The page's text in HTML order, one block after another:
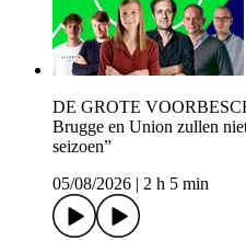
DE GROTE
Brugge en Union zullen
seizoen”
05/08/2026
2 h 5 min